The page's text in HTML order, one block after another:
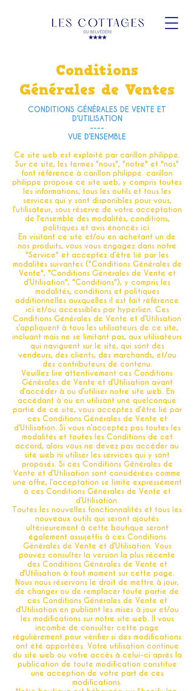
Conditions
Générales de Ventes
CONDITIONS GÉNÉRALES DE VENTE ET
D’UTILISATION
----
VUE D’ENSEMBLE
Ce site web est exploité par carillon philippe.
Sur ce site, les termes "nous", "notre" et "nos"
font référence à carillon philippe. carillon
philippe propose ce site web, y compris toutes
les informations, tous les outils et tous les
services qui y sont disponibles pour vous,
l’utilisateur, sous réserve de votre acceptation
de l’ensemble des modalités, conditions,
politiques et avis énoncés ici.
En visitant ce site et/ou en achetant un de
nos produits, vous vous engagez dans notre
"Service" et acceptez d’être lié par les
modalités suivantes ("Conditions Générales de
Vente", "Conditions Générales de Vente et
d’Utilisation", "Conditions"), y compris les
modalités, conditions et politiques
additionnelles auxquelles il est fait référence
ici et/ou accessibles par hyperlien. Ces
Conditions Générales de Vente et d’Utilisation
s’appliquent à tous les utilisateurs de ce site,
incluant mais ne se limitant pas, aux utilisateurs
qui naviguent sur le site, qui sont des
vendeurs, des clients, des marchands, et/ou
des contributeurs de contenu.
Veuillez lire attentivement ces Conditions
Générales de Vente et d’Utilisation avant
d’accéder à ou d’utiliser notre site web. En
accédant à ou en utilisant une quelconque
partie de ce site, vous acceptez d’être lié par
ces Conditions Générales de Vente et
d’Utilisation. Si vous n’acceptez pas toutes les
modalités et toutes les Conditions de cet
accord, alors vous ne devez pas accéder au
site web ni utiliser les services qui y sont
proposés. Si ces Conditions Générales de
Vente et d’Utilisation sont considérées comme
une offre, l’acceptation se limite expressément
à ces Conditions Générales de Vente et
d’Utilisation.
Toutes les nouvelles fonctionnalités et tous les
nouveaux outils qui seront ajoutés
ultérieurement à cette boutique seront
également assujettis à ces Conditions
Générales de Vente et d’Utilisation. Vous
pouvez consulter la version la plus récente
des Conditions Générales de Vente et
d’Utilisation à tout moment sur cette page.
Nous nous réservons le droit de mettre à jour,
de changer ou de remplacer toute partie de
ces Conditions Générales de Vente et
d’Utilisation en publiant les mises à jour et/ou
les modifications sur notre site web. Il vous
incombe de consulter cette page
régulièrement pour vérifier si des modifications
ont été apportées. Votre utilisation continue
du site web ou votre accès à celui-ci après la
publication de toute modification constitue
une acception de votre part de ces
modifications.